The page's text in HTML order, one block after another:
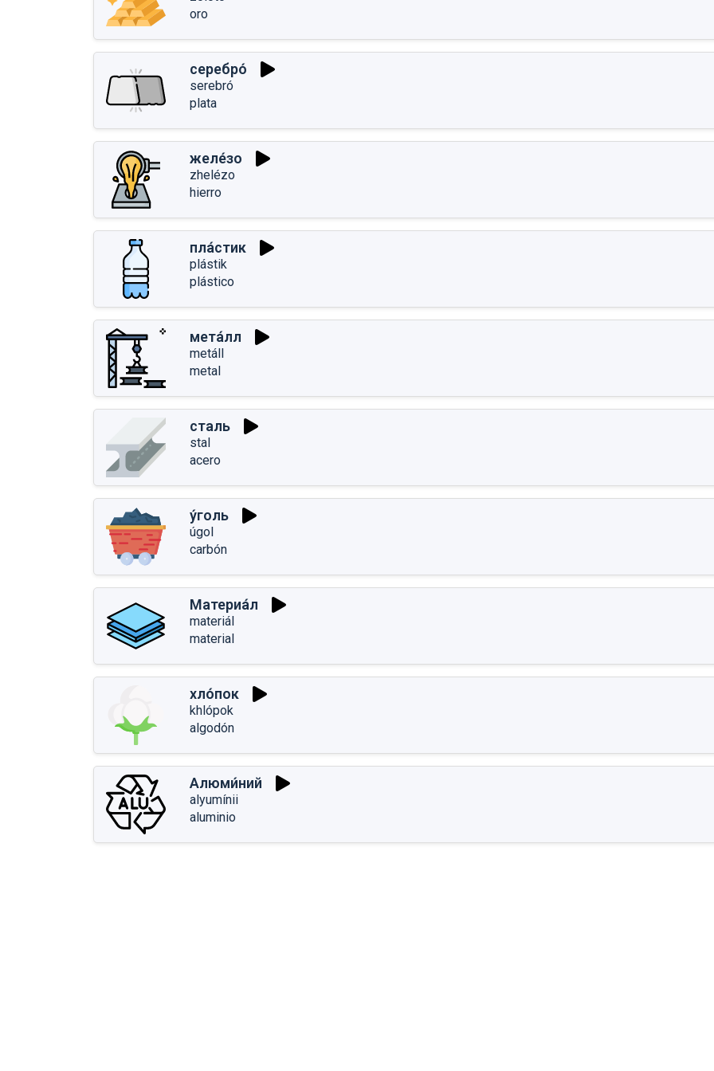
oro
серебро́
serebró
plata
желе́зо
zhelézo
hierro
пла́стик
plástik
plástico
мета́лл
metáll
metal
сталь
stal
acero
у́голь
úgol
carbón
Материа́л
materiál
material
хло́пок
khlópok
algodón
Алюми́ний
alyumínii
aluminio